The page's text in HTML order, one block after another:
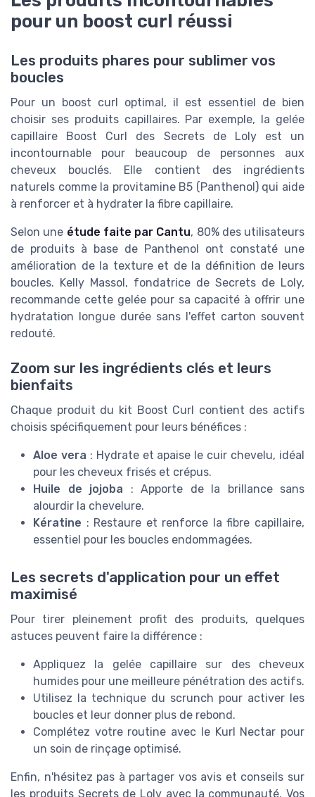
pour un boost curl réussi
Les produits phares pour sublimer vos
boucles
Pour un boost curl optimal, il est essentiel de bien
choisir ses produits capillaires. Par exemple, la gelée
capillaire Boost Curl des Secrets de Loly est un
incontournable pour beaucoup de personnes aux
cheveux bouclés. Elle contient des ingrédients
naturels comme la provitamine B5 (Panthenol) qui aide
à renforcer et à hydrater la fibre capillaire.
Selon une étude faite par Cantu, 80% des utilisateurs
de produits à base de Panthenol ont constaté une
amélioration de la texture et de la définition de leurs
boucles. Kelly Massol, fondatrice de Secrets de Loly,
recommande cette gelée pour sa capacité à offrir une
hydratation longue durée sans l'effet carton souvent
redouté.
Zoom sur les ingrédients clés et leurs
bienfaits
Chaque produit du kit Boost Curl contient des actifs
choisis spécifiquement pour leurs bénéfices :
Aloe vera : Hydrate et apaise le cuir chevelu, idéal
pour les cheveux frisés et crépus.
Huile de jojoba : Apporte de la brillance sans
alourdir la chevelure.
Kératine : Restaure et renforce la fibre capillaire,
essentiel pour les boucles endommagées.
Les secrets d'application pour un effet
maximisé
Pour tirer pleinement profit des produits, quelques
astuces peuvent faire la différence :
Appliquez la gelée capillaire sur des cheveux
humides pour une meilleure pénétration des actifs.
Utilisez la technique du scrunch pour activer les
boucles et leur donner plus de rebond.
Complétez votre routine avec le Kurl Nectar pour
un soin de rinçage optimisé.
Enfin, n'hésitez pas à partager vos avis et conseils sur
les produits Secrets de Loly avec la communauté. Vos